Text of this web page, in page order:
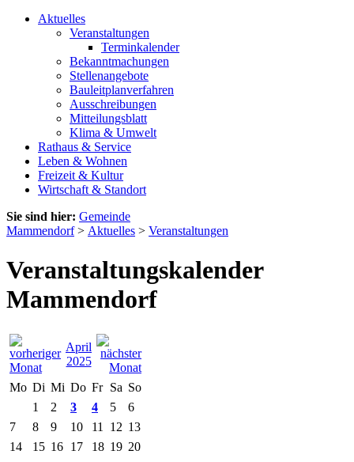
Aktuelles
Veranstaltungen
Terminkalender
Bekanntmachungen
Stellenangebote
Bauleitplanverfahren
Ausschreibungen
Mitteilungsblatt
Klima & Umwelt
Rathaus & Service
Leben & Wohnen
Freizeit & Kultur
Wirtschaft & Standort
Sie sind hier: Gemeinde
Mammendorf> Aktuelles > Veranstaltungen
Veranstaltungskalender
Mammendorf
April
2025
Mo Di Mi Do Fr Sa So
1
2 3 4 5
6
7
8 9 10 11 12 13
14
15 16 17 18 19 20